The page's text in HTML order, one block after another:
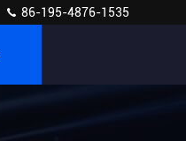
86-195-4876-1535